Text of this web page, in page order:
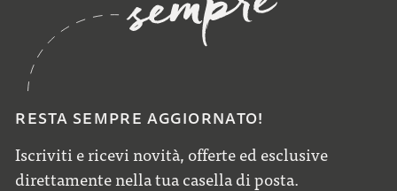
RESTA SEMPRE AGGIORNATO!
Iscriviti e ricevi novità, offerte ed esclusive
direttamente nella tua casella di posta.